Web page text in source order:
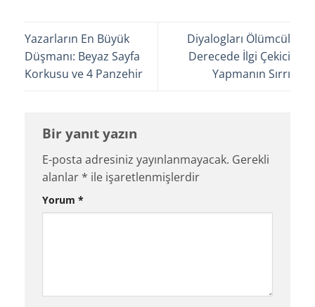
Yazarların En Büyük
Düşmanı: Beyaz Sayfa
Korkusu ve 4 Panzehir
Diyalogları Ölümcül
Derecede İlgi Çekici
Yapmanın Sırrı
Bir yanıt yazın
E-posta adresiniz yayınlanmayacak. Gerekli
alanlar * ile işaretlenmişlerdir
Yorum *